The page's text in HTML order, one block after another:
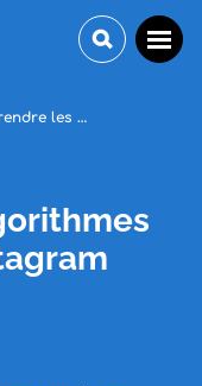
Comprendre les algorithmes de Facebook et Instagram pour optimiser son référencement